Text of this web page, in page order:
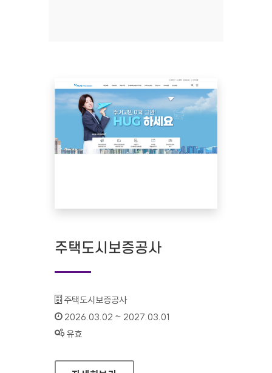
주택도시보증공사
기관명 :
주택도시보증공사
인증기간 :
2026.03.02 ~ 2027.03.01
상태 :
유효